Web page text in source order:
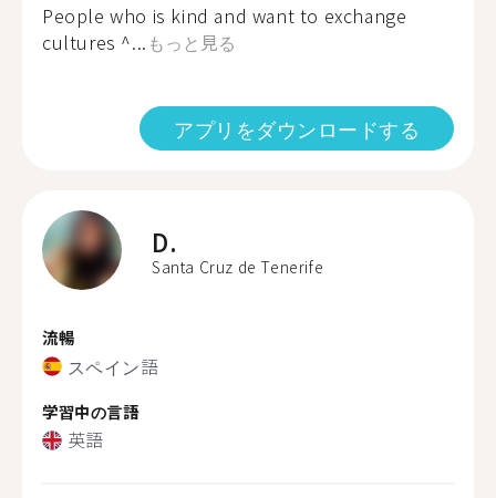
People who is kind and want to exchange
cultures ^... もっと見る
アプリをダウンロードする
D.
Santa Cruz de Tenerife
流暢
スペイン語
学習中の言語
英語